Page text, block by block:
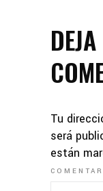
Tu
será
están